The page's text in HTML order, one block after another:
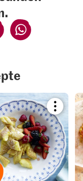
recipe
or
add
it
to
your